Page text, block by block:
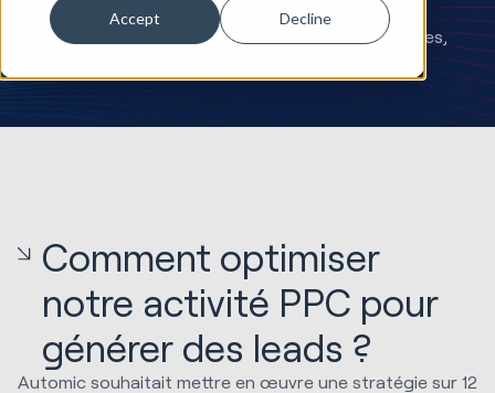
Accept Decline
médias payants, avec plus de 5 300 annonces en
anglais, français et allemand à travers les Amériques,
Comment optimiser
notre activité PPC pour
générer des leads ?
Automic souhaitait mettre en œuvre une stratégie sur 12